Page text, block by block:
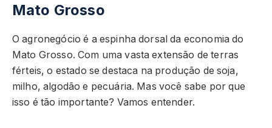
Mato Grosso
O agronegócio é a espinha dorsal da economia do
Mato Grosso. Com uma vasta extensão de terras
férteis, o estado se destaca na produção de soja,
milho, algodão e pecuária. Mas você sabe por que
isso é tão importante? Vamos entender.